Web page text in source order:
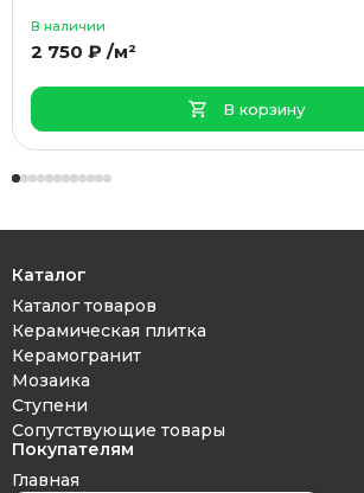
В наличии
2 750 ₽ /м²
В корзину
Каталог
Каталог товаров
Керамическая плитка
Керамогранит
Мозаика
Ступени
Сопутствующие товары
Покупателям
Главная